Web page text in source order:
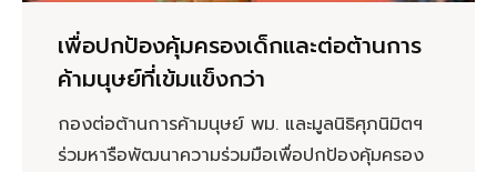
เพื่อปกป้องคุ้มครองเด็กและต่อต้านการ
ค้ามนุษย์ที่เข้มแข็งกว่า
กองต่อต้านการค้ามนุษย์ พม. และมูลนิธิศุภนิมิตฯ
ร่วมหารือพัฒนาความร่วมมือเพื่อปกป้องคุ้มครอง